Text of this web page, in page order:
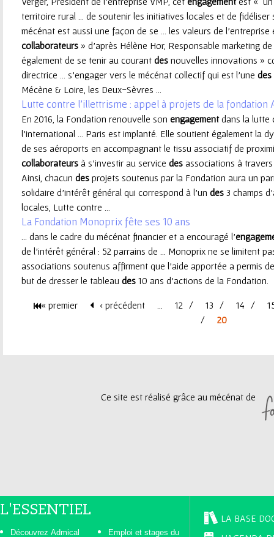
e
u
r
territoire rural ... de soutenir les initiatives locales et de fidéliser
mécénat est aussi une façon de se ... les valeurs de
collaborateurs » d'après Hélène Hor, Responsable marketing
également de se tenir au courant des nouvelles innovations »
directrice ... s’engager vers le mécénat collectif qui est l’une des
Mécène & Loire, les Deux-Sèvres ...
Lutte contre l'illettrisme : appel à projets de la fondation
En 2016, la Fondation renouvelle son engagementdans la lutte
l'international ... Paris est implanté. Elle soutient également la
de ses aéroports en accompagnant le tissu associatif de
collaborateurs à s'investir au service des associations à
Ainsi, chacun des projets soutenus par la Fondation aura un
solidaire d'intérêt général qui correspond à l'un des 3 champs
locales, Lutte contre ...
La Fondation Monoprix fête ses 10 ans
... dans le cadre du mécénat financier et a encouragé l’
de l’intérêt général : 52 parrains de ... Monoprix ne se limitent
associations soutenus affirment que l’aide apportée a permis
but de dresser le tableau des 10 ans d’actions de la
« premier ‹ précédent 12 13 14
20
Ce site est réalisé grâce au mécénat de
L'ESSENTIEL
Découvrez Admical Emploi et stages du
LA BASE